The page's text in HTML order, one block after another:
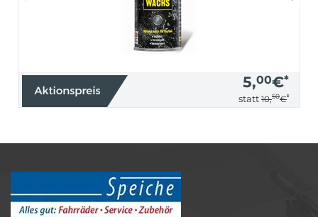
5,00€*
statt 10,50€*